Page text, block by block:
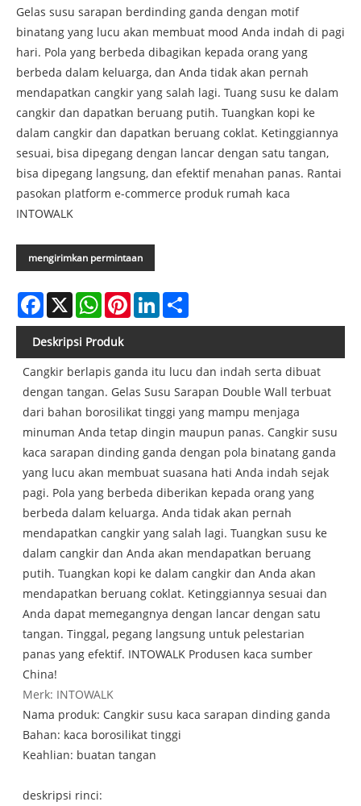
Gelas susu sarapan berdinding ganda dengan motif
binatang yang lucu akan membuat mood Anda indah di pagi
hari. Pola yang berbeda dibagikan kepada orang yang
berbeda dalam keluarga, dan Anda tidak akan pernah
mendapatkan cangkir yang salah lagi. Tuang susu ke dalam
cangkir dan dapatkan beruang putih. Tuangkan kopi ke
dalam cangkir dan dapatkan beruang coklat. Ketinggiannya
sesuai, bisa dipegang dengan lancar dengan satu tangan,
bisa dipegang langsung, dan efektif menahan panas. Rantai
pasokan platform e-commerce produk rumah kaca
INTOWALK
mengirimkan permintaan
Facebook
X WhatsAppPinterestLinkedIn
Deskripsi Produk
Cangkir berlapis ganda itu lucu dan indah serta dibuat
dengan tangan. Gelas Susu Sarapan Double Wall terbuat
dari bahan borosilikat tinggi yang mampu menjaga
minuman Anda tetap dingin maupun panas. Cangkir susu
kaca sarapan dinding ganda dengan pola binatang ganda
yang lucu akan membuat suasana hati Anda indah sejak
pagi. Pola yang berbeda diberikan kepada orang yang
berbeda dalam keluarga. Anda tidak akan pernah
mendapatkan cangkir yang salah lagi. Tuangkan susu ke
dalam cangkir dan Anda akan mendapatkan beruang
putih. Tuangkan kopi ke dalam cangkir dan Anda akan
mendapatkan beruang coklat. Ketinggiannya sesuai dan
Anda dapat memegangnya dengan lancar dengan satu
tangan. Tinggal, pegang langsung untuk pelestarian
panas yang efektif. INTOWALK Produsen kaca sumber
China!
Merk: INTOWALK
Nama produk: Cangkir susu kaca sarapan dinding ganda
Bahan: kaca borosilikat tinggi
Keahlian: buatan tangan
deskripsi rinci: